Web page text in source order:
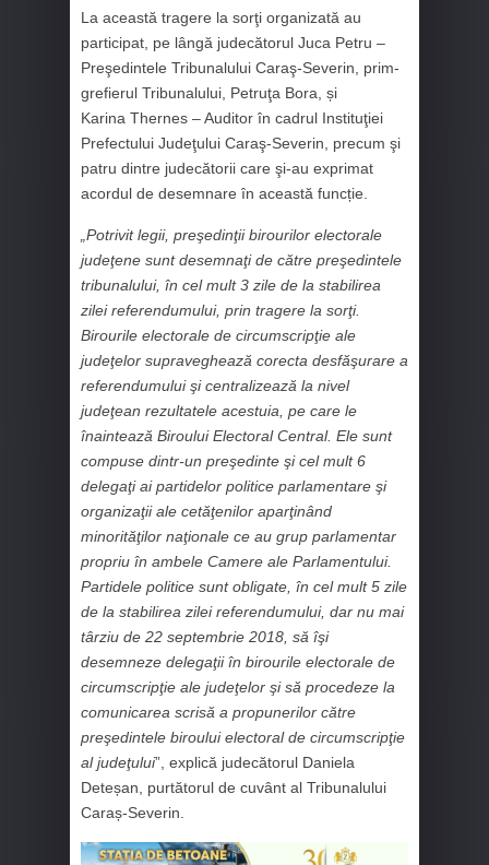
La această tragere la sorţi organizată au
participat, pe lângă judecătorul Juca Petru –
Preşedintele Tribunalului Caraş-Severin, prim-
grefierul Tribunalului, Petruţa Bora, și
Karina Thernes – Auditor în cadrul Instituţiei
Prefectului Judeţului Caraş-Severin, precum şi
patru dintre judecătorii care şi-au exprimat
acordul de desemnare în această funcție.
„Potrivit legii, preşedinţii birourilor electorale
judeţene sunt desemnaţi de către preşedintele
tribunalului, în cel mult 3 zile de la stabilirea
zilei referendumului, prin tragere la sorţi.
Birourile electorale de circumscripţie ale
judeţelor supraveghează corecta desfăşurare a
referendumului şi centralizează la nivel
judeţean rezultatele acestuia, pe care le
înaintează Biroului Electoral Central. Ele sunt
compuse dintr-un preşedinte şi cel mult 6
delegaţi ai partidelor politice parlamentare şi
organizaţii ale cetăţenilor aparţinând
minorităţilor naţionale ce au grup parlamentar
propriu în ambele Camere ale Parlamentului.
Partidele politice sunt obligate, în cel mult 5 zile
de la stabilirea zilei referendumului, dar nu mai
târziu de 22 septembrie 2018, să îşi
desemneze delegaţii în birourile electorale de
circumscripţie ale judeţelor şi să procedeze la
comunicarea scrisă a propunerilor către
preşedintele biroului electoral de circumscripţie
al judeţului”, explică judecătorul Daniela
Deteșan, purtătorul de cuvânt al Tribunalului
Caraș-Severin.